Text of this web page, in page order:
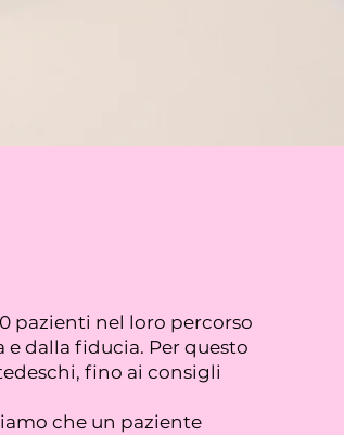
pazienti nel loro percorso
e dalla fiducia. Per questo
fino ai consigli
che un paziente